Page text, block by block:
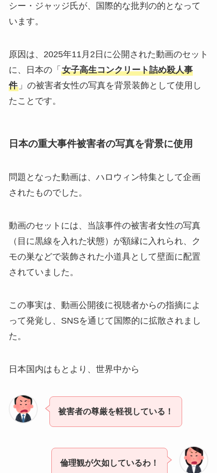
シー・ジャッジ氏が、国際的な批判の的となって
います。
原因は、2025年11月2日に公開された動画のセット
に、日本の「 女子高生コンクリート詰め殺人事
件」の被害者女性の写真を背景装飾として使用し
たことです。
日本の重大事件被害者の写真を背景に使用
問題となった動画は、ハロウィン特集として企画
されたものでした。
動画のセットには、当該事件の被害者女性の写真
（目に黒線を入れた状態）が額縁に入れられ、ク
モの巣などで装飾された小道具として壁面に配置
されていました。
この事実は、動画公開後に視聴者からの指摘によ
って発覚し、SNSを通じて国際的に拡散されまし
た。
日本国内はもとより、世界中から
被害者の尊厳を軽視している！
倫理観が欠如しているわ！